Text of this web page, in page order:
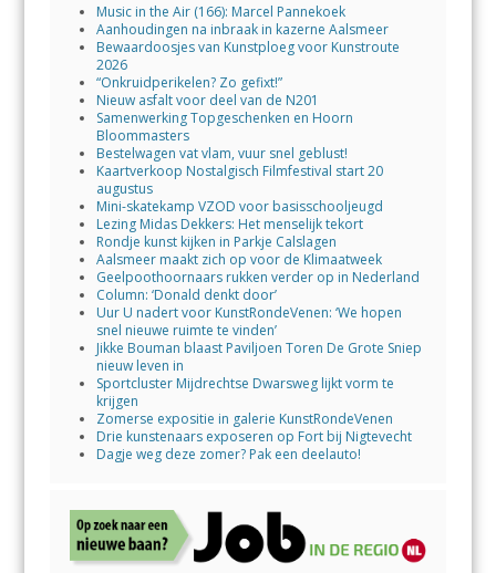
Music in the Air (166): Marcel Pannekoek
Aanhoudingen na inbraak in kazerne Aalsmeer
Bewaardoosjes van Kunstploeg voor Kunstroute
2026
“Onkruidperikelen? Zo gefixt!”
Nieuw asfalt voor deel van de N201
Samenwerking Topgeschenken en Hoorn
Bloommasters
Bestelwagen vat vlam, vuur snel geblust!
Kaartverkoop Nostalgisch Filmfestival start 20
augustus
Mini-skatekamp VZOD voor basisschooljeugd
Lezing Midas Dekkers: Het menselijk tekort
Rondje kunst kijken in Parkje Calslagen
Aalsmeer maakt zich op voor de Klimaatweek
Geelpoothoornaars rukken verder op in Nederland
Column: ‘Donald denkt door’
Uur U nadert voor KunstRondeVenen: ‘We hopen
snel nieuwe ruimte te vinden’
Jikke Bouman blaast Paviljoen Toren De Grote Sniep
nieuw leven in
Sportcluster Mijdrechtse Dwarsweg lijkt vorm te
krijgen
Zomerse expositie in galerie KunstRondeVenen
Drie kunstenaars exposeren op Fort bij Nigtevecht
Dagje weg deze zomer? Pak een deelauto!